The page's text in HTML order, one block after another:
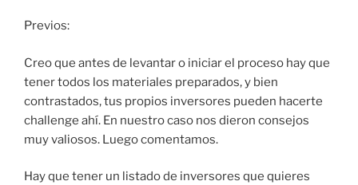
Previos:
Creo que antes de levantar o iniciar el proceso hay que
tener todos los materiales preparados, y bien
contrastados, tus propios inversores pueden hacerte
challenge ahí. En nuestro caso nos dieron consejos
muy valiosos. Luego comentamos.
Hay que tener un listado de inversores que quieres